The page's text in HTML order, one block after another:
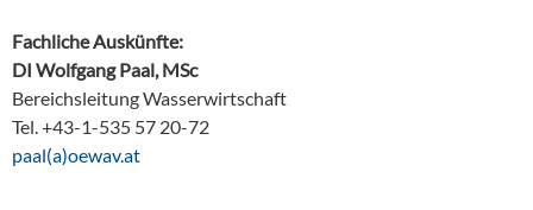
Fachliche Auskünfte:
DI Wolfgang Paal, MSc
Bereichsleitung Wasserwirtschaft
Tel. +43-1-535 57 20-72
ta.vaweo(a)laap